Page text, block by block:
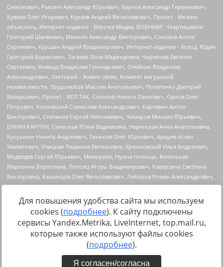
https://minjust.gov.ru/uploaded/files/reestr-
inostrannyih-agentov-22-03-2024.pdfданные на22.03.2024
Для повышения удобства сайта мы используем
cookies (подробнее). К сайту подключены
сервисы Yandex.Metrika, LiveInternet, top.mail.ru,
которые также используют файлы cookies
(подробнее).
Я согласен/согласна